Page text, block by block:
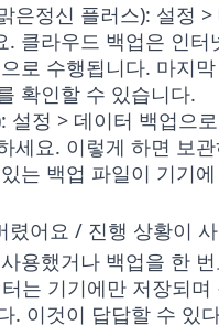
은정신 플러스): 설정 >
. 클라우드 백업은 인터
로 수행됩니다. 마지
확인할 수 있습니다.
: 설정 > 데이터 백업으
세요. 이렇게 하면 보
는 백업 파일이 기기
렸어요 / 진행 상황이
용했거나 백업을 한
는 기기에만 저장되며
. 이것이 답답할 수 있